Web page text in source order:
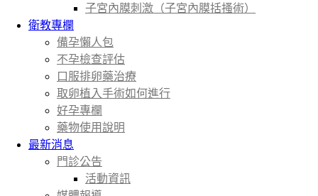
子宮內膜刺激（子宮內膜括搔術）
衛教專欄
備孕懶人包
不孕檢查評估
口服排卵藥治療
取卵植入手術如何進行
好孕專欄
藥物使用說明
最新消息
門診公告
活動資訊